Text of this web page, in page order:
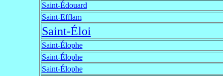
Saint-Édouard
Saint-Efflam
Saint-Éloi
Saint-Élophe
Saint-Élophe
Saint-Élophe